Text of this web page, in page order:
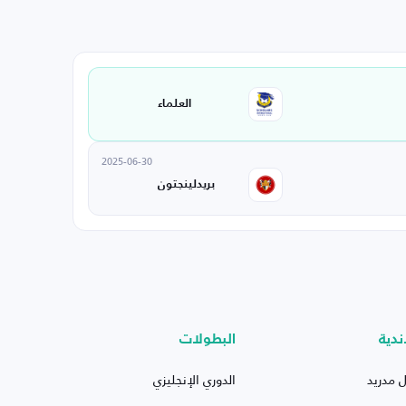
العلماء
2025-06-30
بريدلينجتون
مدريد
البطولات
الدوري الإنجليزي